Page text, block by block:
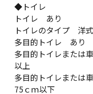
◆トイレ
トイレ あり
トイレのタイプ 洋
多目的トイレ あり
多目的トイレまたは
以上
多目的トイレまたは
75ｃｍ以下